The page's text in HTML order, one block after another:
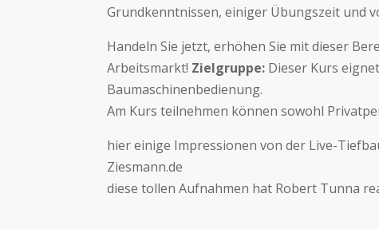
Grundkenntnissen, einiger Übungszeit und
Handeln Sie jetzt, erhöhen Sie mit dieser
Arbeitsmarkt! Zielgruppe: Dieser Kurs
Baumaschinenbedienung.
Am Kurs teilnehmen können sowohl
hier einige Impressionen von der Live-
Ziesmann.de
diese tollen Aufnahmen hat Robert Tunna